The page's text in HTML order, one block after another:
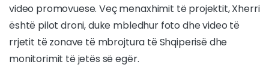
video promovuese. Veç menaxhimit të projektit, Xherri
është pilot droni, duke mbledhur foto dhe video të
rrjetit të zonave të mbrojtura të Shqiperisë dhe
monitorimit të jetës së egër.